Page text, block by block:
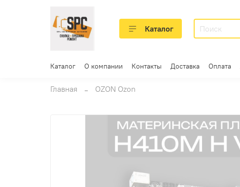
Каталог
Каталог О компании Контакты Доставка Оплата
Главная OZON Ozon